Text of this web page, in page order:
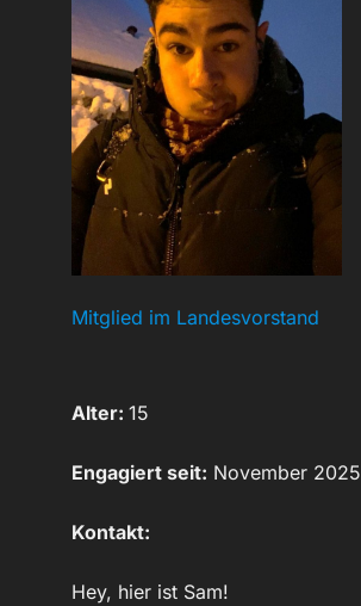
Mitglied im Landesvorstand
Alter: 15
Engagiert seit: November 2025
Kontakt:
Hey, hier ist Sam!